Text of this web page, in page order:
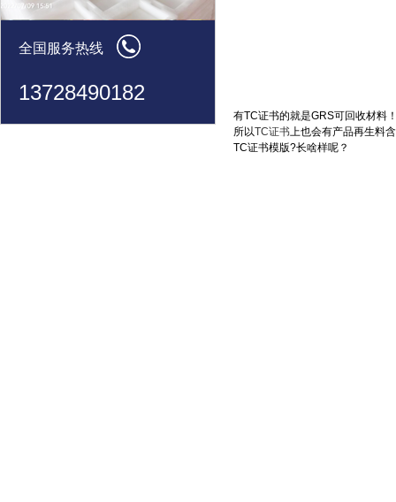
全国服务热线
13728490182
有TC证书的就是GRS可回收材料
所以TC证书 上也会有产品再生料
TC证书模版?长啥样呢？